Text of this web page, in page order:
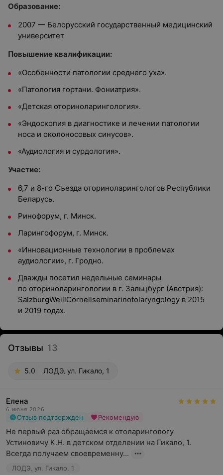
Образование:
2007 — Белорусский государственный медицинский
университет
Повышение квалификации:
«Особенности патологии среднего уха».
«Патология гортани. Фониатрия».
«Детская оториноларингология».
«Эндоскопия в диагностике и лечении патологии
носа и околоносовых синусов».
«Аудиология и сурдология».
Участие:
6,7 и 8-го Съезда оториноларингологов Республики
Беларусь.
Ринофорум, г. Минск.
Ларингофорум, г. Минск.
«Инновационные технологии в проблемах
аудиологии», г. Гродно.
Дважды посетил недельные семинары
по оториноларингологии в г. Зальцбург (Австрия):
SalzburgWeillCornellseminarinotolaryngology в 2015
и 2019 годах.
Отзывы 13
5.0 ЛОДЭ, ул. Гикало, 1
Елена
6 июня 2026
Отзыв подтвержден Рекомендую
Не первый раз обращаемся к отоларингологу
Устиновичу К.Н. в детском отделении на Гикало, 1.
Всегда получаем своевременну...
ЛОДЭ, ул. Гикало, 1